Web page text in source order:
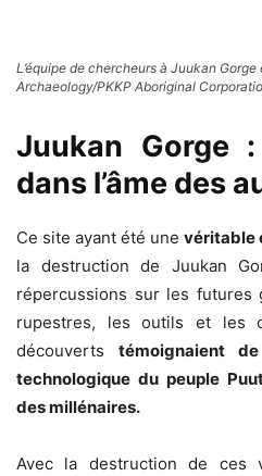
L’équipe de chercheurs à Juukan Gorge
Archaeology/PKKP Aboriginal
Juukan Gorge :
dans l’âme des
Ce site ayant été une véritable
la destruction de Juukan
répercussions sur les futures
rupestres, les outils et les
découvertstémoignaient
technologique du peuple
des millénaires.
Avec la destruction de ces